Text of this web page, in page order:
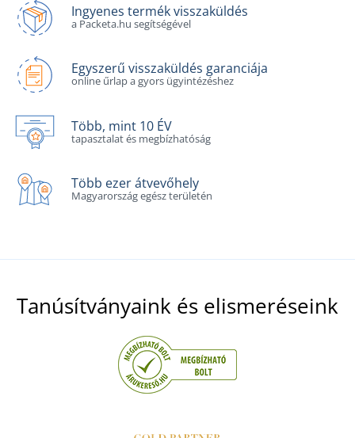
Ingyenes termék visszaküldés
a Packeta.hu segítségével
Egyszerű visszaküldés garanciája
online űrlap a gyors ügyintézéshez
Több, mint 10 ÉV
tapasztalat és megbízhatóság
Több ezer átvevőhely
Magyarország egész területén
Tanúsítványaink és elismeréseink